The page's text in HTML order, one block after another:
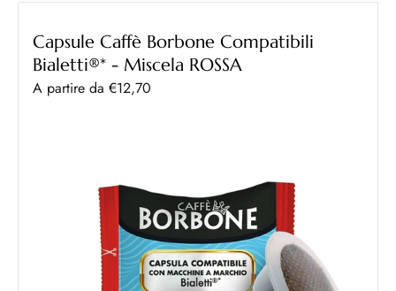
Capsule Caffè Borbone Compatibili
Bialetti®* - Miscela ROSSA
Prezzo scontato
A partire da €12,70